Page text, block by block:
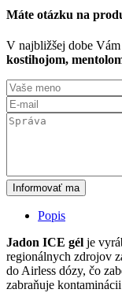
kostihojom,
a
CBD
Máte otázku na
V najbližšej dobe Vám
kostihojom,
Informovať ma
Popis
Jadon ICE gél je
regionálnych zdrojov
do Airless dózy, čo
zabraňuje